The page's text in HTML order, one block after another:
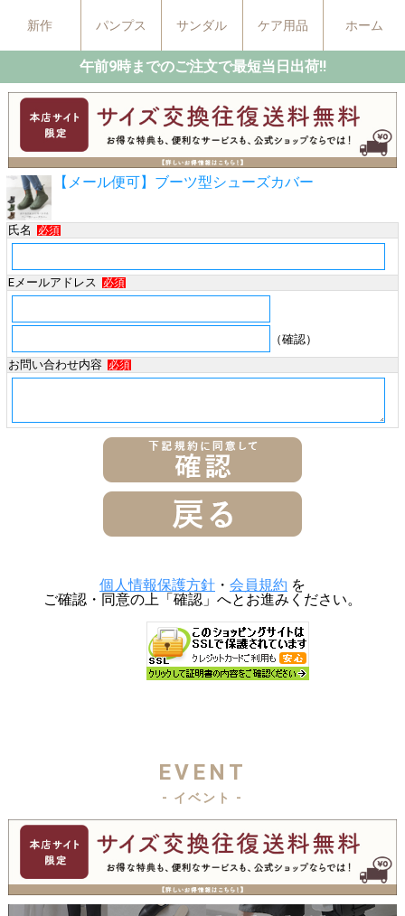
新作 パンプス サンダル ケア用品 ホーム
午前9時までのご注文で最短当日出荷!!
【メール便可】ブーツ型シューズカバー
氏名 必須
Eメールアドレス 必須
（確認）
お問い合わせ内容 必須
個人情報保護方針 ・ 会員規約 を
ご確認・同意の上「確認」へとお進みください。
EVENT
- イベント -